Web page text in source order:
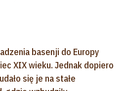
basenji do Europy
XIX wieku. Jednak dopiero
się je na stałe